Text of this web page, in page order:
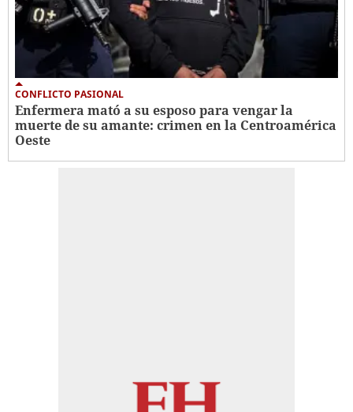
CONFLICTO PASIONAL
Enfermera mató a su esposo para vengar la
muerte de su amante: crimen en la Centroamérica
Oeste